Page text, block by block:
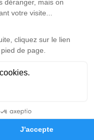
Hommages
est
Je rends hommage